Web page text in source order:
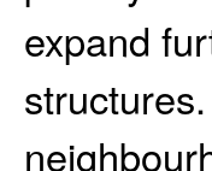
expand